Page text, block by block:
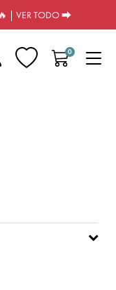
| VER TODO ⮕
0